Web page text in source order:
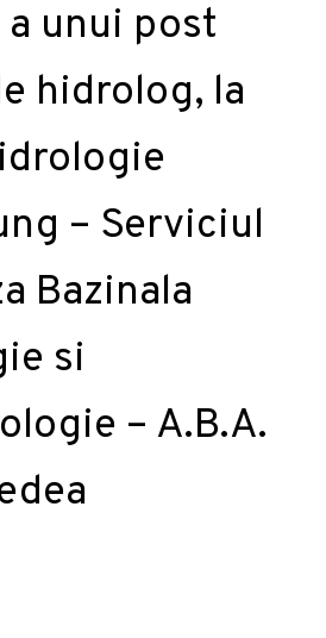
unui post
hidrolog, la
– Serviciul
Bazinala
si
– A.B.A.